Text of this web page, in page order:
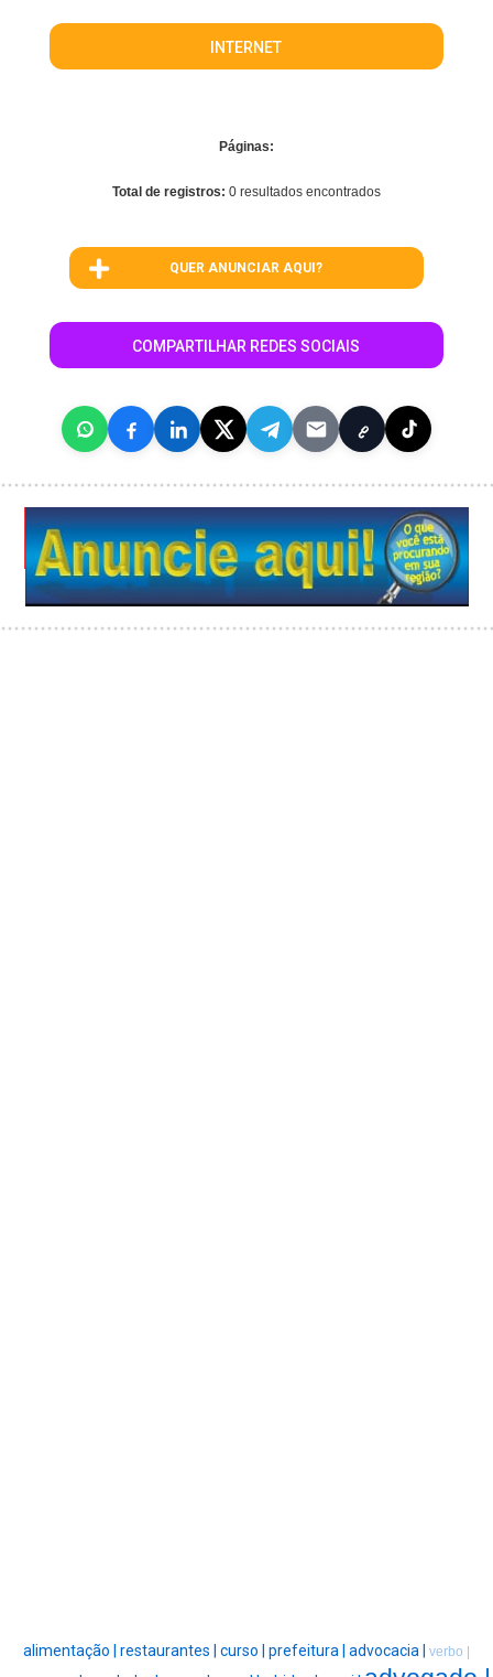
INTERNET
Páginas:
Total de registros: 0 resultados encontrados
QUER ANUNCIAR AQUI?
COMPARTILHAR REDES SOCIAIS
alimentação | restaurantes | curso | prefeitura | advocacia | verbo |